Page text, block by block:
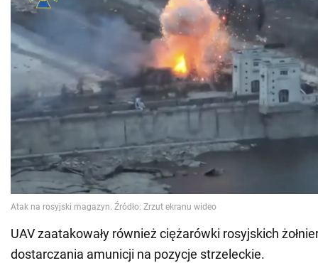
UAV zaatakowały również ciężarówki rosyjskich
dostarczania amunicji na pozycje strzeleckie.